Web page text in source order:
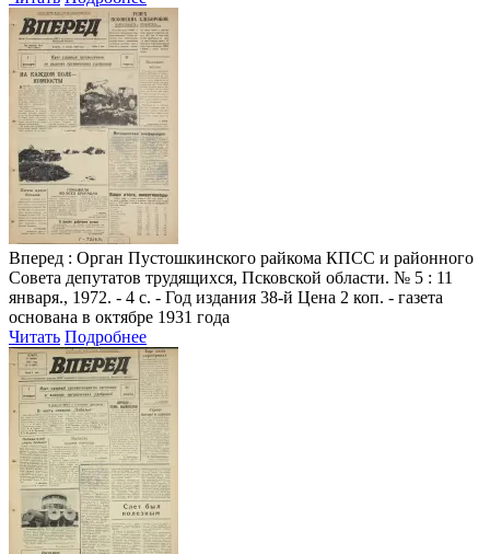
Вперед : Орган Пустошкинского райкома КПСС и районного
Совета депутатов трудящихся, Псковской области. № 5 : 11
января., 1972. - 4 с. - Год издания 38-й Цена 2 коп. - газета
основана в октябре 1931 года
Читать Подробнее